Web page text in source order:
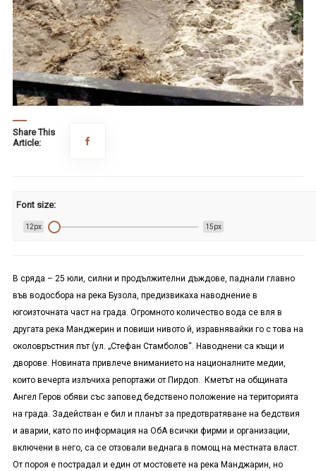
Share This
Article:
Font size:
12px 15px
В сряда – 25 юли, силни и продължителни дъждове, паднали главно
във водосбора на река Бузола, предизвикаха наводнение в
югоизточната част на града. Огромното количество вода се вля в
другата река Манджерин и повиши нивото й, изравнявайки го с това на
околовръстния път (ул. „Стефан Стамболов“. Наводнени са къщи и
дворове. Новината привлече вниманието на националните медии,
които вечерта излъчиха репортажи от Пирдоп. Кметът на общината
Ангел Геров обяви със заповед бедствено положение на територията
на града. Задействан е бил и планът за предотвратяване на бедствия
и аварии, като по информация на ОбА всички фирми и организации,
включени в него, са се отзовали веднага в помощ на местната власт.
От пороя е пострадал и един от мостовете на река Манджарин, но